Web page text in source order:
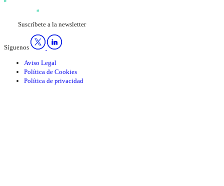
Suscríbete a la newsletter
Síguenos
Aviso Legal
Política de Cookies
Política de privacidad